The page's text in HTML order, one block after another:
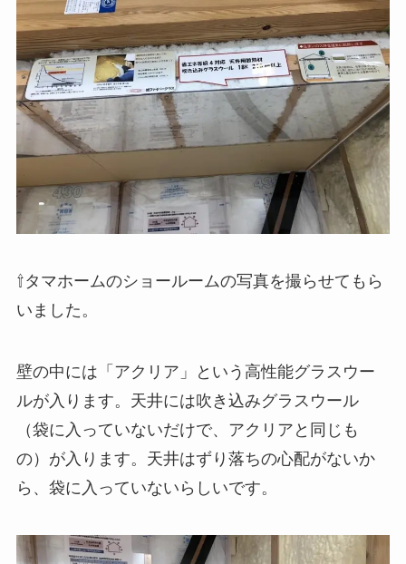
⇧タマホームのショールームの写真を撮らせてもら
いました。
壁の中には「アクリア」という高性能グラスウー
ルが入ります。天井には吹き込みグラスウール
（袋に入っていないだけで、アクリアと同じも
の）が入ります。天井はずり落ちの心配がないか
ら、袋に入っていないらしいです。